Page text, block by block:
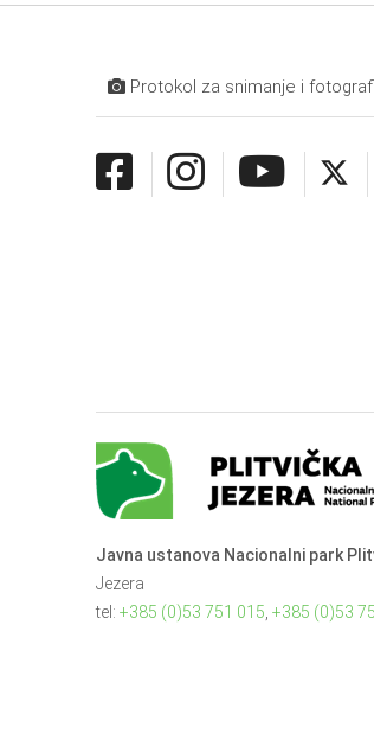
Protokol za snimanje i
Javna ustanova Nacionalni park
Jezera
tel: +385 (0)53 751 015, +385 (0)53